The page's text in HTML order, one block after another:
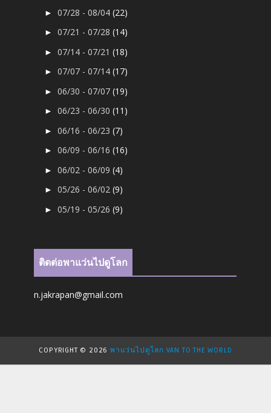
►07/28 - 08/04(22)
►07/21 - 07/28(14)
►07/14 - 07/21(18)
►07/07 - 07/14(17)
►06/30 - 07/07(19)
►06/23 - 06/30(11)
►06/16 - 06/23(7)
►06/09 - 06/16(16)
►06/02 - 06/09(4)
►05/26 - 06/02(9)
►05/19 - 05/26(9)
ติดต่อพาแว่นไปดูโลก
n.jakrapan@gmail.com
COPYRIGHT © 2026พาแว่นไปดูโลก VAN TO THE WORLD